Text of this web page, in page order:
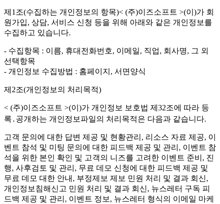
제1조(수집하는 개인정보의 항목)< (주)이즈소프트 >(이)가 회
원가입, 상담, 서비스 신청 등을 위해 아래와 같은 개인정보를
수집하고 있습니다.
- 수집항목 : 이름, 휴대전화번호, 이메일, 직업, 회사명, 그 외
선택항목
- 개인정보 수집방법 : 홈페이지, 서면양식
제2조(개인정보의 처리목적)
< (주)이즈소프트 >(이)가 개인정보 보호법 제32조에 따라 등
록․공개하는 개인정보파일의 처리목적은 다음과 같습니다.
고객 문의에 대한 답변 제공 및 현황관리, 리소스 자료 제공, 이
벤트 참석 및 미팅 문의에 대한 피드백 제공 및 관리, 이벤트 참
석을 위한 본인 확인 및 고객의 니즈를 고려한 이벤트 준비, 진
행, 사후검토 및 관리, 무료 데모 신청에 대한 피드백 제공 및
무료 데모 대한 안내, 부정제보 제보 민원 처리 및 결과 회신,
개인정보침해신고 민원 처리 및 결과 회신, 뉴스레터 구독 피
드백 제공 및 관리, 이벤트 정보, 뉴스레터 형식의 이메일 마케